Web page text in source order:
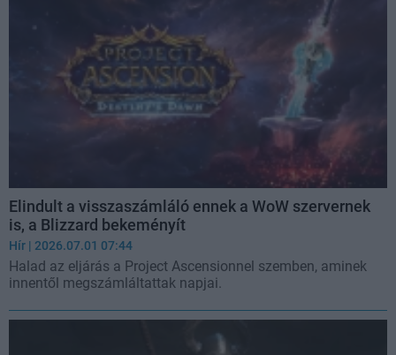
Elindult a visszaszámláló ennek a WoW szervernek
is, a Blizzard bekeményít
Hír | 2026.07.01 07:44
Halad az eljárás a Project Ascensionnel szemben, aminek
innentől megszámláltattak napjai.